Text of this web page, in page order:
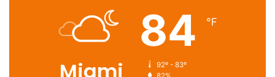
Miami
84 ℉
92º - 83º